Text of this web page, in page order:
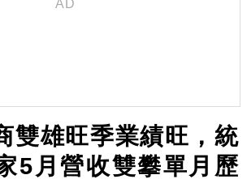
雙雄旺季業績旺，統
5月營收雙攀單月歷